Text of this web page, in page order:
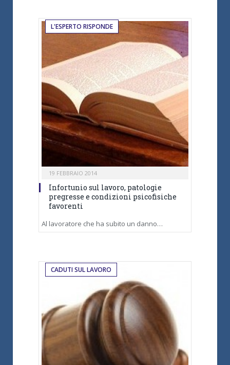
L'ESPERTO RISPONDE
19 FEBBRAIO 2014
Infortunio sul lavoro, patologie
pregresse e condizioni psicofisiche
favorenti
Al lavoratore che ha subito un danno…
CADUTI SUL LAVORO